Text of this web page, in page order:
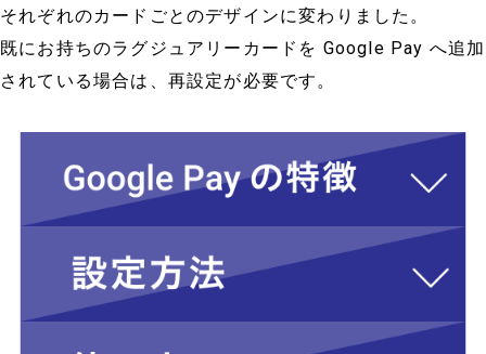
それぞれのカードごとのデザインに変わりました。
既にお持ちのラグジュアリーカードを Google Pay へ追加
されている場合は、再設定が必要です。